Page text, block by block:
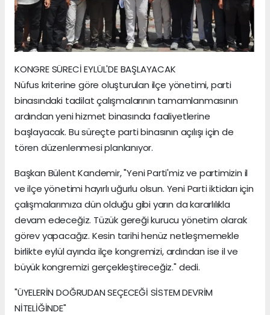
KONGRE SÜRECİ EYLÜL'DE BAŞLAYACAK
Nüfus kriterine göre oluşturulan ilçe yönetimi, parti
binasındaki tadilat çalışmalarının tamamlanmasının
ardından yeni hizmet binasında faaliyetlerine
başlayacak. Bu süreçte parti binasının açılışı için de
tören düzenlenmesi planlanıyor.
Başkan Bülent Kandemir, "Yeni Parti'miz ve partimizin il
ve ilçe yönetimi hayırlı uğurlu olsun. Yeni Parti iktidarı için
çalışmalarımıza dün olduğu gibi yarın da kararlılıkla
devam edeceğiz. Tüzük gereği kurucu yönetim olarak
görev yapacağız. Kesin tarihi henüz netleşmemekle
birlikte eylül ayında ilçe kongremizi, ardından ise il ve
büyük kongremizi gerçekleştireceğiz." dedi.
"ÜYELERİN DOĞRUDAN SEÇECEĞİ SİSTEM DEVRİM
NİTELİĞİNDE"